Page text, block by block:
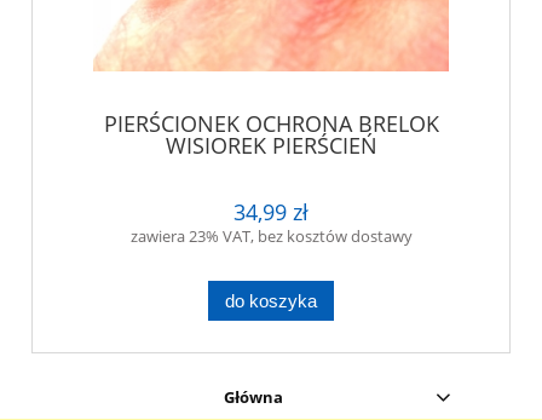
PIERŚCIONEK OCHRONA BRELOK
WISIOREK PIERŚCIEŃ
34,99 zł
zawiera 23% VAT, bez kosztów dostawy
do koszyka
Główna